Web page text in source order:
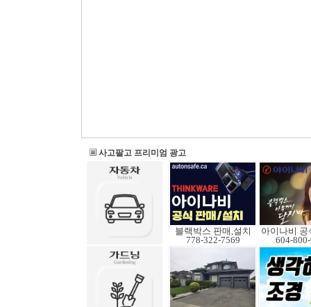
사고팔고 프리미엄 광고
블랙박스 판매,설치
778-322-7569
아이나비 공
604-